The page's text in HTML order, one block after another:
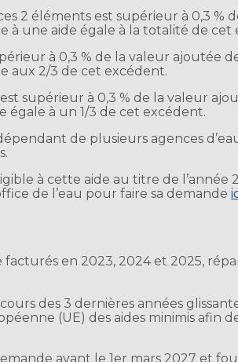
2 éléments est supérieur à 0,3 %
à une aide égale à la totalité de cet
à 0,3 % de la valeur ajoutée
aux 2/3 de cet excédent.
supérieur à 0,3 % de la valeur
égale à un 1/3 de cet excédent.
de plusieurs agences
à cette aide au titre de l’année
de l’eau pour faire sa demande
en 2023, 2024 et 2025,
des 3 dernières années
(UE) des aides minimis afin
avant le 1er mars 2027 et